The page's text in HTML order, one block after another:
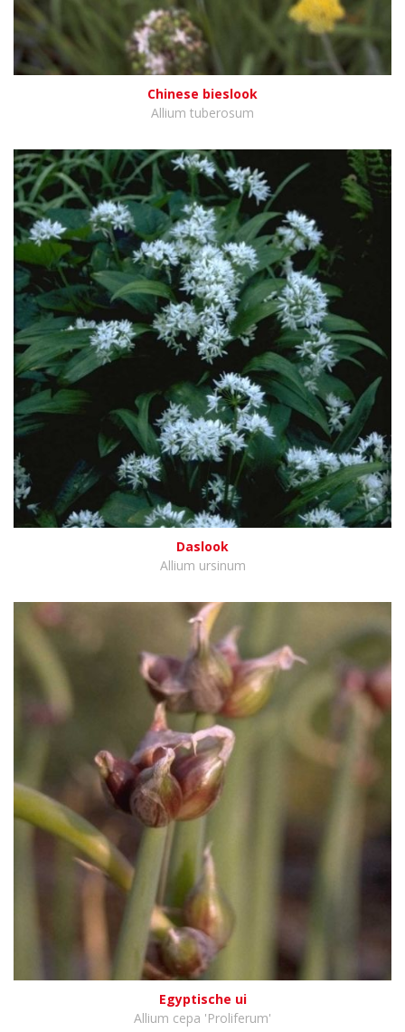
Chinese bieslook
Allium tuberosum
Daslook
Allium ursinum
Egyptische ui
Allium cepa 'Proliferum'